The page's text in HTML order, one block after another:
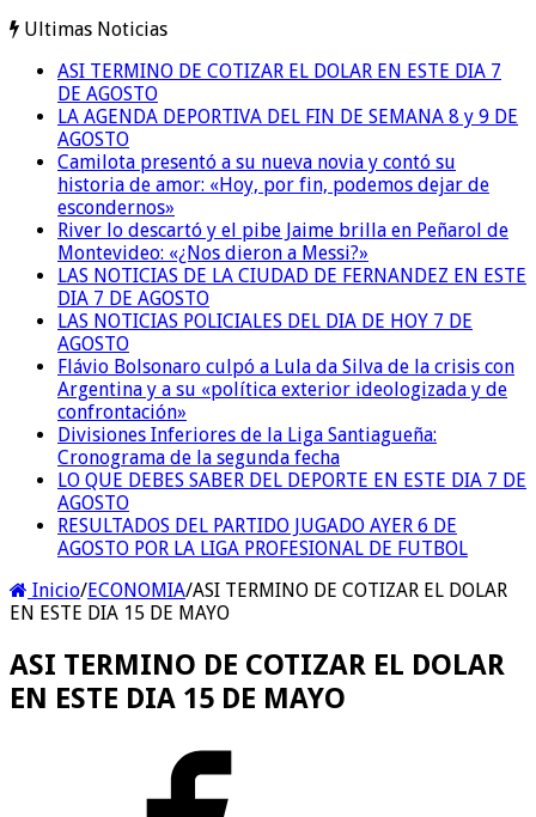
Ultimas Noticias
ASI TERMINO DE COTIZAR EL DOLAR EN ESTE DIA 7
DE AGOSTO
LA AGENDA DEPORTIVA DEL FIN DE SEMANA 8 y 9 DE
AGOSTO
Camilota presentó a su nueva novia y contó su
historia de amor: «Hoy, por fin, podemos dejar de
escondernos»
River lo descartó y el pibe Jaime brilla en Peñarol de
Montevideo: «¿Nos dieron a Messi?»
LAS NOTICIAS DE LA CIUDAD DE FERNANDEZ EN ESTE
DIA 7 DE AGOSTO
LAS NOTICIAS POLICIALES DEL DIA DE HOY 7 DE
AGOSTO
Flávio Bolsonaro culpó a Lula da Silva de la crisis con
Argentina y a su «política exterior ideologizada y de
confrontación»
Divisiones Inferiores de la Liga Santiagueña:
Cronograma de la segunda fecha
LO QUE DEBES SABER DEL DEPORTE EN ESTE DIA 7 DE
AGOSTO
RESULTADOS DEL PARTIDO JUGADO AYER 6 DE
AGOSTO POR LA LIGA PROFESIONAL DE FUTBOL
Inicio/ECONOMIA/ASI TERMINO DE COTIZAR EL DOLAR
EN ESTE DIA 15 DE MAYO
ASI TERMINO DE COTIZAR EL DOLAR
EN ESTE DIA 15 DE MAYO